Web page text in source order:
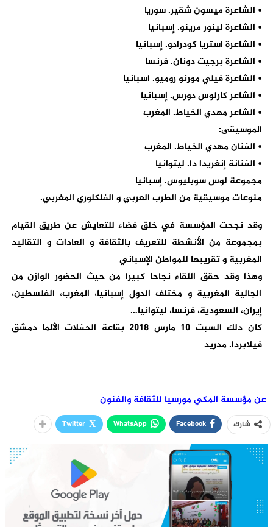
• الشاعرة ميسون شقير. سوريا
• الشاعرة لينور مرينو. إسبانيا
• الشاعرة استريا كودرادو. إسبانيا
• الشاعرة برجيت دونان. فرنسا
• الشاعرة فيلي مورنو روميو. اسبانيا
• الشاعر كارلوس دورس. إسبانيا
• الشاعر مهدي الخياط. المغرب
الموسيقى:
• الفنان مهدي الخياط. المغرب
• الفنانة إنغريدا دا. ليتوانيا
مجموعة لوس سوبليوس. إسبانيا
منوعات موسيقية من الطرب العربي و الفلكلوري المغربي.
وقد نجحت المؤسسة في خلق فضاء للتعايش عن طريق القيام
بمجموعة من الأنشطة للتعريف بالثقافة و العادات و التقاليد
المغربية و تقريبها للمواطن الإسباني
وهذا وقد حقق اللقاء نجاحا كبيرا من حيث الحضور الوازن من
الجالية المغربية و مختلف الدول إسبانيا، المغرب، الفلسطين،
إيران، السعودية، فرنسا، ليتوانيا…
كان دلك السبت 10 مارس 2018 بقاعة الحفلات الألما دمشق
فيلابردا. مدريد
عن مؤسسة المكي مورسيا للثقافة والفنون
شارك Facebook
WhatsApp
Twitter